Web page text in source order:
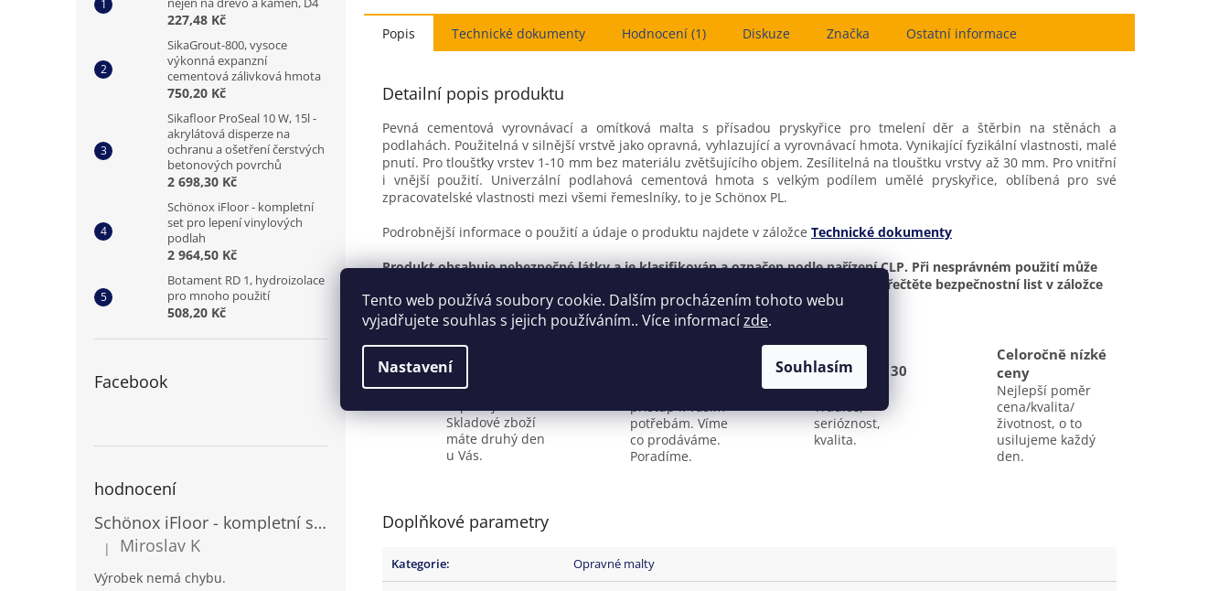
Tento web používá soubory cookie. Dalším procházením tohoto webu
vyjadřujete souhlas s jejich používáním.. Více informacízde.
Nastavení Souhlasím
227,48 Kč
SikaGrout-800, vysoce
výkonná expanzní
cementová zálivková hmota
750,20 Kč
Sikafloor ProSeal 10 W, 15l -
akrylátová disperze na
ochranu a ošetření čerstvých
betonových povrchů
2 698,30 Kč
Schönox iFloor - kompletní
set pro lepení vinylových
podlah
2 964,50 Kč
Botament RD 1, hydroizolace
pro mnoho použití
508,20 Kč
Facebook
hodnocení
Schönox iFloor - kompletní set pro lepení vinylových podlah
Hodnocení produktu je 5 z 5 hvězdiček.
| Miroslav K
Výrobek nemá chybu.
Popis Hodnocení (1) Diskuze Značka Ostatní informace
Detailní popis produktu
Pevná cementová vyrovnávací a omítková malta s přísadou pryskyřice pro tmelení děr a štěrbin na stěnách a
podlahách. Použitelná v silnější vrstvě jako opravná, vyhlazující a vyrovnávací hmota. Vynikající fyzikální vlastnosti, malé
pnutí. Pro tloušťky vrstev 1-10 mm bez materiálu zvětšujícího objem. Zesílitelná na tlouštku vrstvy až 30 mm. Pro vnitřní
i vnější použití. Univerzální podlahová cementová hmota s velkým podílem umělé pryskyřice, oblíbená pro své
zpracovatelské vlastnosti mezi všemi řemeslníky, to je Schönox PL.
Podrobnější informace o použití a údaje o produktu najdete v záložce Technické dokumenty
Produkt obsahuje nebezpečné látky a je klasifikován a označen podle nařízení CLP. Při nesprávném použití může
představovat zdravotní a bezpečnostní riziko. Před použitím si prosím pečlivě přečtěte bezpečnostní list v záložce
technické dokumenty.
Celoročně nízké
ceny
Nejlepší poměr
cena/kvalita/
životnost, o to
usilujeme každý
den.
přístup k Vašim
potřebám. Víme
co prodáváme.
Poradíme.
V oboru již 30
let
Tradice,
serióznost,
kvalita.
9 z 10 produktů
ihned
Skladové zboží
máte druhý den
u Vás.
Doplňkové parametry
Kategorie: Opravné malty